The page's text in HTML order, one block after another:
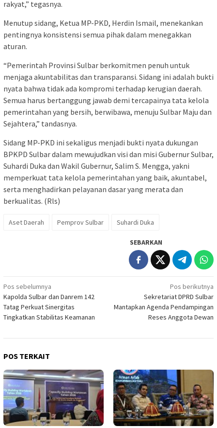
rakyat,” tegasnya.
Menutup sidang, Ketua MP-PKD, Herdin Ismail, menekankan
pentingnya konsistensi semua pihak dalam menegakkan
aturan.
“Pemerintah Provinsi Sulbar berkomitmen penuh untuk
menjaga akuntabilitas dan transparansi. Sidang ini adalah bukti
nyata bahwa tidak ada kompromi terhadap kerugian daerah.
Semua harus bertanggung jawab demi tercapainya tata kelola
pemerintahan yang bersih, berwibawa, menuju Sulbar Maju dan
Sejahtera,” tandasnya.
Sidang MP-PKD ini sekaligus menjadi bukti nyata dukungan
BPKPD Sulbar dalam mewujudkan visi dan misi Gubernur Sulbar,
Suhardi Duka dan Wakil Gubernur, Salim S. Mengga, yakni
memperkuat tata kelola pemerintahan yang baik, akuntabel,
serta menghadirkan pelayanan dasar yang merata dan
berkualitas. (Rls)
Aset Daerah Pemprov Sulbar Suhardi Duka
SEBARKAN
Navigasi
pos
Pos sebelumnya
Kapolda Sulbar dan Danrem 142
Tatag Perkuat Sinergitas
Tingkatkan Stabilitas Keamanan
Pos berikutnya
Sekretariat DPRD Sulbar
Mantapkan Agenda Pendampingan
Reses Anggota Dewan
POS TERKAIT